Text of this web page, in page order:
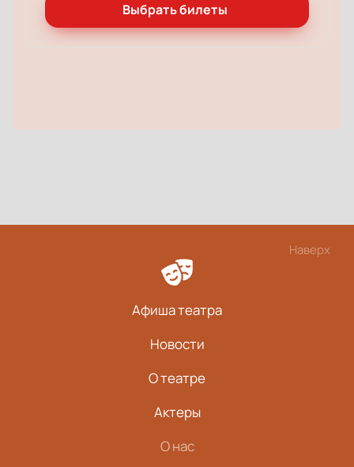
Выбрать билеты
Наверх
Афиша театра
Новости
О театре
Актеры
О нас